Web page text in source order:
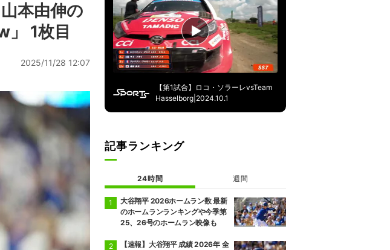
本由伸の
」 1枚目
2025/11/28 12:07
【第1試合】ロコ・ソラーレvsTeam
Hasselborg|2024.10.1
記事ランキング
24時間 週間
大谷翔平 2026ホームラン数 最新
のホームランランキングや今季第
25、26号のホームラン映像も
【速報】大谷翔平 成績 2026年 全